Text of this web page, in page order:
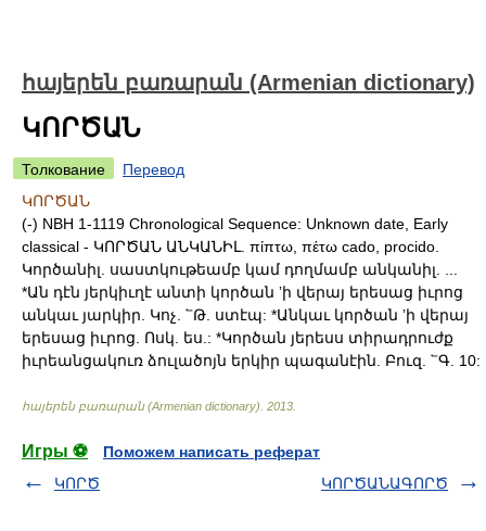
հայերեն բառարան (Armenian dictionary)
ԿՈՐԾԱՆ
Толкование
Перевод
ԿՈՐԾԱՆ
(-) NBH 1-1119 Chronological Sequence: Unknown date, Early
classical - ԿՈՐԾԱՆ ԱՆԿԱՆԻԼ. πίπτω, πέτω cado, procido.
Կործանիլ. սաստկութեամբ կամ դողմամբ անկանիլ. ...
*Ան դէն յերկիւղէ անտի կործան ʼի վերայ երեսաց իւրոց
անկաւ յարկիր. Կոչ. ՟Թ. ստէպ: *Անկաւ կործան ʼի վերայ
երեսաց իւրոց. Ոսկ. ես.: *Կործան յերեսս տիրադրուժք
իւրեանցակուռ ձուլածոյն երկիր պագանէին. Բուզ. ՟Գ. 10:
հայերեն բառարան (Armenian dictionary) 2013
Игры ⚽
Поможем написать реферат
ԿՈՐԾ
ԿՈՐԾԱՆԱԳՈՐԾ